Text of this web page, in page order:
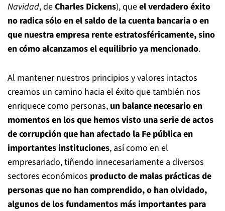
Navidad, deCharles Dickens), queel verdadero éxito
no radica sólo en el saldo de la cuenta bancaria o en
que nuestra empresa rente estratosféricamente, sino
en cómo alcanzamos el equilibrio ya mencionado.
Al mantener nuestros principios y valores intactos
creamos un camino hacia el éxito que también nos
enriquece como personas, un balance necesario en
momentos en los que hemos visto una serie de actos
de corrupción que han afectado la Fe pública en
importantes instituciones, así como en el
empresariado, tiñendo innecesariamente a diversos
sectores económicos producto de malas prácticas de
personas que no han comprendido, o han olvidado,
algunos de los fundamentos más importantes para